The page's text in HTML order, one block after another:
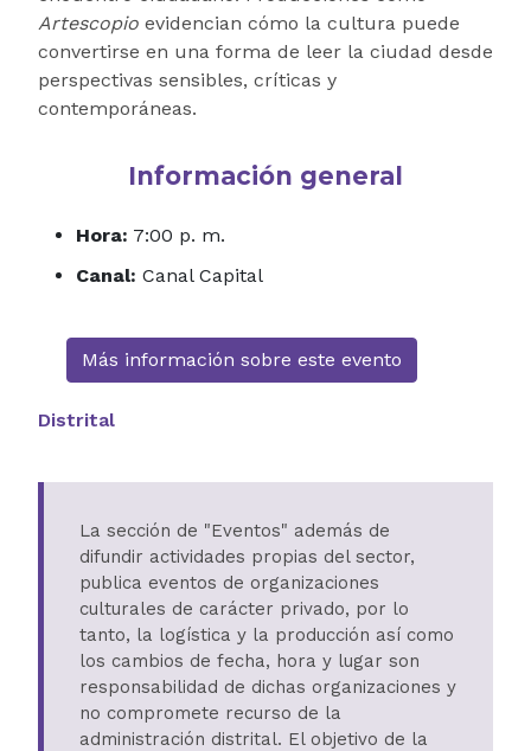
Artescopio evidencian cómo la cultura puede
convertirse en una forma de leer la ciudad desde
perspectivas sensibles, críticas y
contemporáneas.
Información general
Hora: 7:00 p. m.
Canal: Canal Capital
Más información sobre este evento
Distrital
La sección de "Eventos" además de
difundir actividades propias del sector,
publica eventos de organizaciones
culturales de carácter privado, por lo
tanto, la logística y la producción así como
los cambios de fecha, hora y lugar son
responsabilidad de dichas organizaciones y
no compromete recurso de la
administración distrital. El objetivo de la